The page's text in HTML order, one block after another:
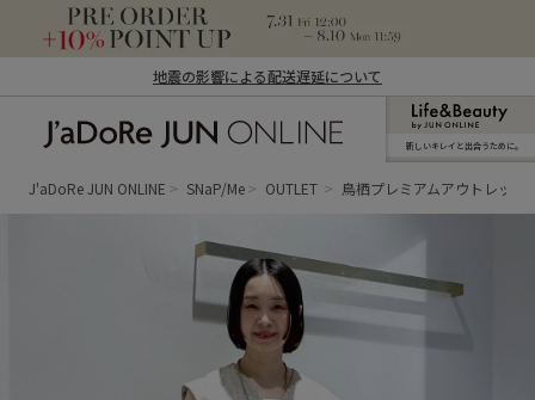
地震の影響による配送遅延について
ン オンライン）
新しいキレイと出合うために。
J'aDoRe JUN ONLINE SNaP/Me OUTLET 鳥栖プレミアムアウトレット